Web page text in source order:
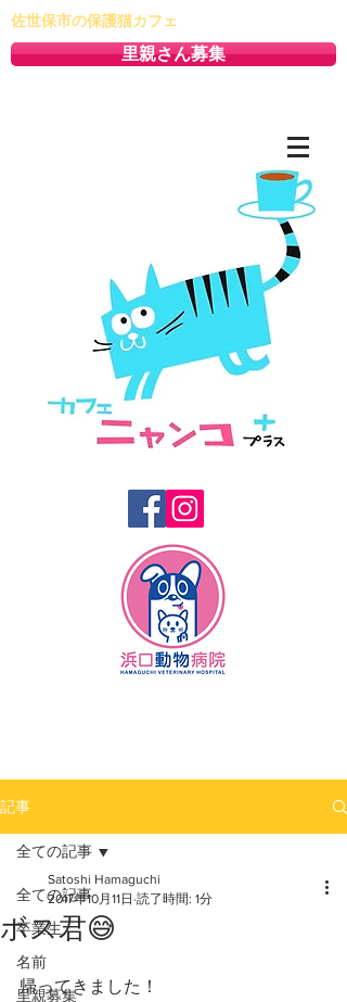
佐世保市の保護猫カフェ
里親さん募集
記事
全ての記事
卒業生
名前
里親募集
全ての記事
ボス君😅
Satoshi Hamaguchi
2017年10月11日 読了時間: 1分
帰ってきました！